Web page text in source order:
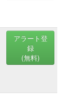
アラート登
録
(無料)